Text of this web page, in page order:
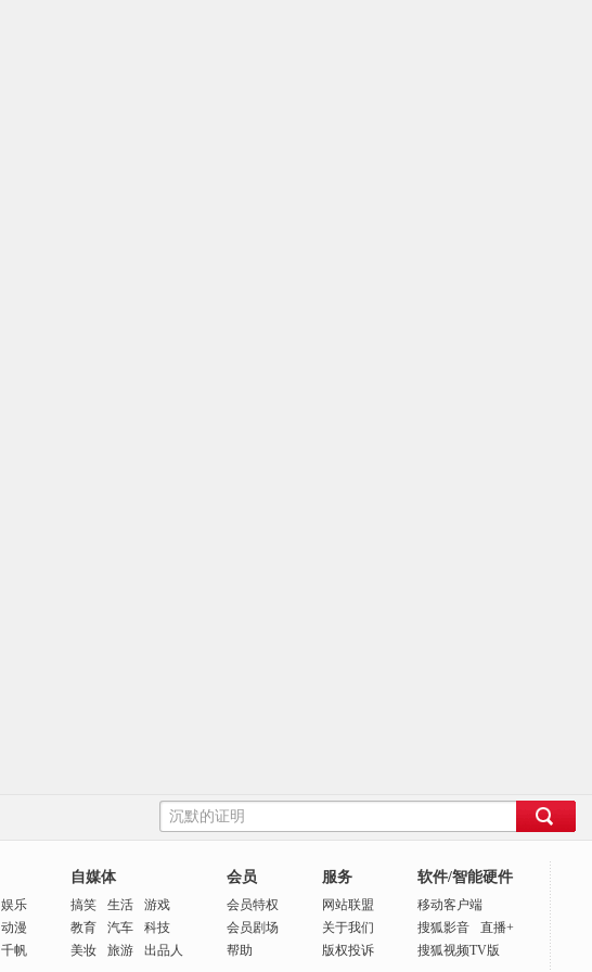
娱乐
动漫
千帆
自媒体
搞笑
教育
美妆
生活
汽车
旅游
游戏
科技
出品人
会员
会员特权
会员剧场
帮助
服务
网站联盟
关于我们
版权投诉
软件/智能硬件
移动客户端
搜狐影音
直播+
搜狐视频TV版